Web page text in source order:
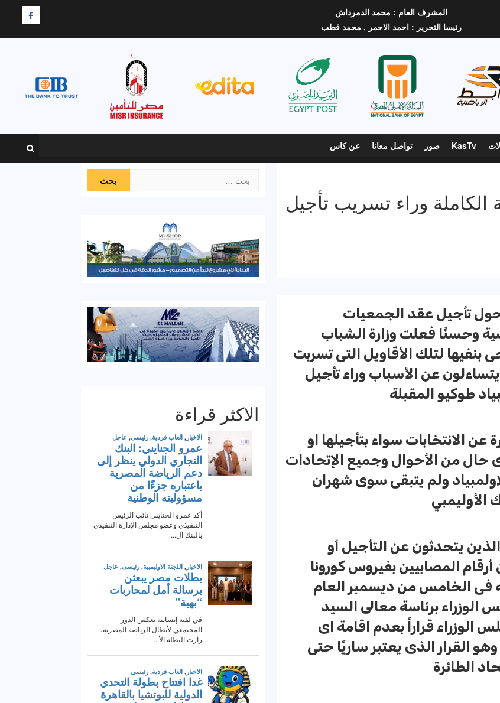
المشرف العام : محمد الدمرداش
رئيسا التحرير : احمد الاحمر , محمد قطب
F
KasTv صور تواصل معانا عن كاس
وراء تسريب تأجيل
حول تأجيل عقد الجمعيات
وحسنًا فعلت وزارة الشباب
بنفيها لتلك الأقاويل التى تسربت
عن الأسباب وراء تأجيل
طوكيو المقبلة
الانتخابات سواء بتأجيلها او
حال من الأحوال وجميع الإتحادات
ولم يتبقى سوى شهران
الأوليمبي
يتحدثون عن التأجيل أو
المصابيين بفيروس كورونا
فى الخامس من ديسمبر العام
برئاسة معالى السيد
قراراً بعدم اقامة اى
القرار الذى يعتبر ساريًا حتى
الطائرة
عن:
الاكثر قراءة